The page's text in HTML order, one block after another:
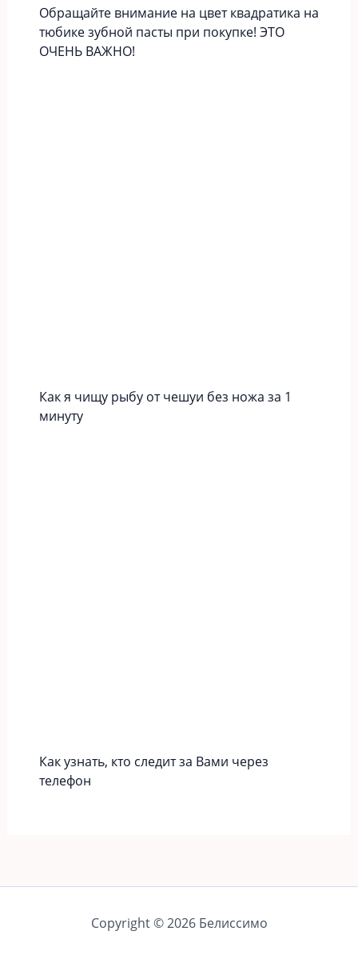
Обращайте внимание на цвет квадратика на
тюбике зубной пасты при покупке! ЭТО
ОЧЕНЬ ВАЖНО!
Как я чищу рыбу от чешуи без ножа за 1
минуту
Как узнать, кто следит за Вами через
телефон
Copyright © 2026 Белиссимо